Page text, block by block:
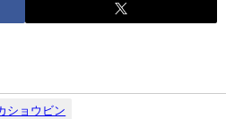
ショウビン